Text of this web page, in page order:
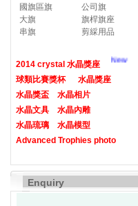
國旗區旗
公司旗
大旗
旗桿旗座
串旗
剪綵用品
2014 crystal 水晶獎座 New
球類比賽獎杯
水晶獎座
水晶獎盃
水晶相片
水晶文具
水晶內雕
水晶琉璃
水晶模型
Advanced Trophies photo
Enquiry